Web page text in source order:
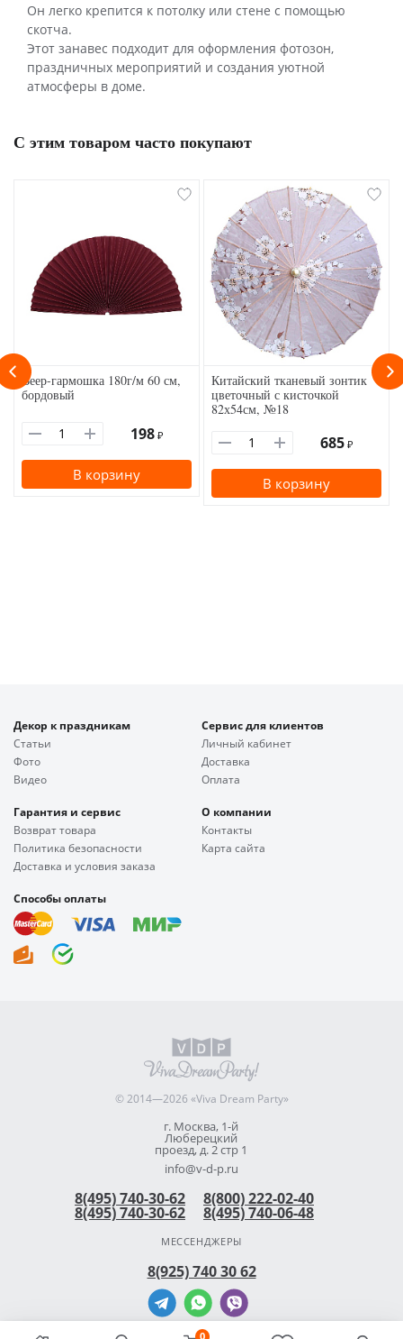
0
Он легко крепится к потолку или стене с помощью
скотча.
Этот занавес подходит для оформления фотозон,
праздничных мероприятий и создания уютной
атмосферы в доме.
С этим товаром часто покупают
Веер-гармошка 180г/м 60 см,
бордовый
198 ₽
В корзину
Китайский тканевый зонтик
цветочный с кисточкой
82х54см, №18
685 ₽
В корзину
Декор к праздникам
Статьи
Фото
Видео
Сервис для клиентов
Личный кабинет
Доставка
Оплата
Гарантия и сервис
Возврат товара
Политика безопасности
Доставка и условия заказа
О компании
Контакты
Карта сайта
Способы оплаты
© 2014—2026 «Viva Dream Party»
г. Москва, 1-й
Люберецкий
проезд, д. 2 стр 1
info@v-d-p.ru
8(495) 740-30-62 8(800) 222-02-40
8(495) 740-30-62 8(495) 740-06-48
МЕССЕНДЖЕРЫ
8(925) 740 30 62